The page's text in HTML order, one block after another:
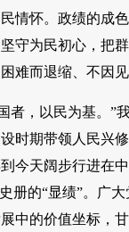
情怀。政绩的成
守为民初心，把
难而退缩、不因
者，以民为基。”
时期带领人民兴
今天阔步行进在
册的“显绩”。广
中的价值坐标，